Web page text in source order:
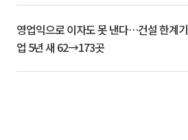
영업익으로 이자도 못 낸다…건설 한계기
업 5년 새 62→173곳